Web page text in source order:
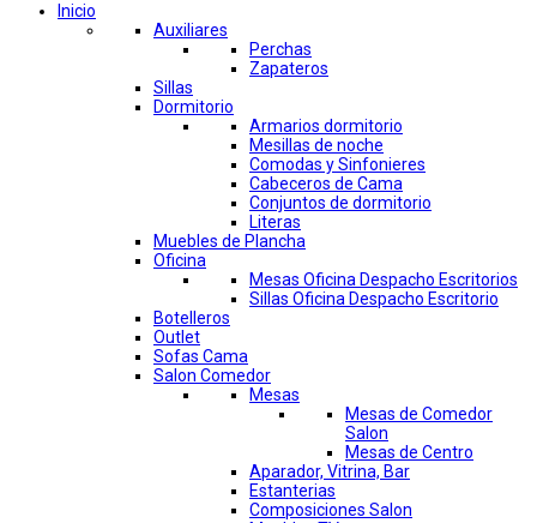
Inicio
Auxiliares
Perchas
Zapateros
Sillas
Dormitorio
Armarios dormitorio
Mesillas de noche
Comodas y Sinfonieres
Cabeceros de Cama
Conjuntos de dormitorio
Literas
Muebles de Plancha
Oficina
Mesas Oficina Despacho Escritorios
Sillas Oficina Despacho Escritorio
Botelleros
Outlet
Sofas Cama
Salon Comedor
Mesas
Mesas de Comedor
Salon
Mesas de Centro
Aparador, Vitrina, Bar
Estanterias
Composiciones Salon